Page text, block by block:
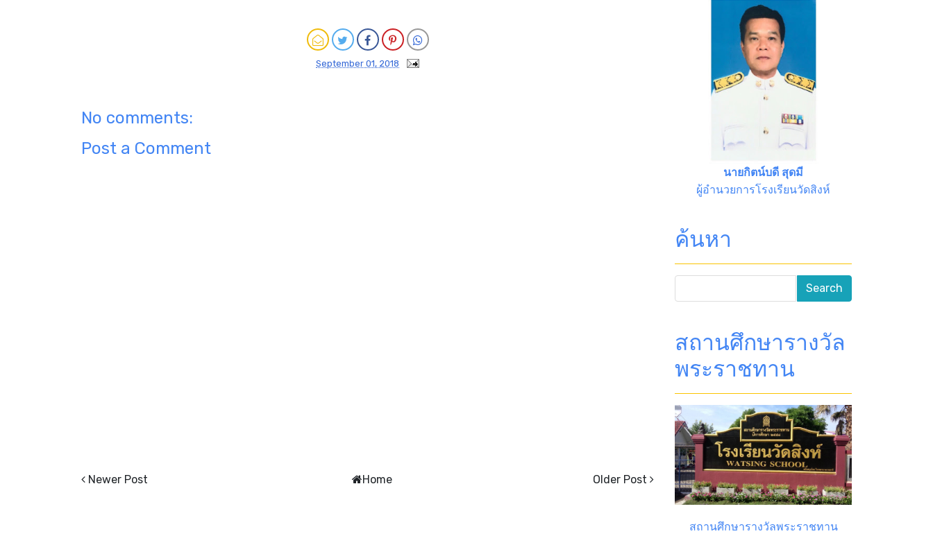
September 01, 2018
No comments:
Post a Comment
Newer Post Older Post
Home
นายกิตน์บดี สุดมี
ผู้อำนวยการโรงเรียนวัดสิงห์
ค้นหา
สถานศึกษารางวัล
พระราชทาน
สถานศึกษารางวัลพระราชทาน